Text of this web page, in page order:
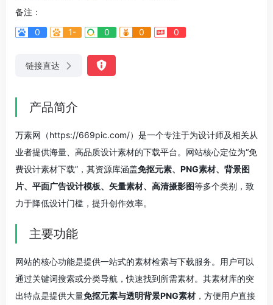
备注：
0
1- 0 0 0
链接直达
产品简介
万素网（https://669pic.com/）是一个专注于为设计师及相关从
业者提供海量、高品质设计素材的下载平台。网站核心定位为“免
费设计素材下载”，其资源库涵盖免抠元素、PNG素材、背景图
片、平面广告设计模板、矢量素材、高清摄影图等多个类别，致
力于降低设计门槛，提升创作效率。
主要功能
网站的核心功能是提供一站式的素材检索与下载服务。用户可以
通过关键词搜索或分类导航，快速找到所需素材。其素材库的突
出特点是提供大量免抠元素与透明背景PNG素材 ，方便用户直接